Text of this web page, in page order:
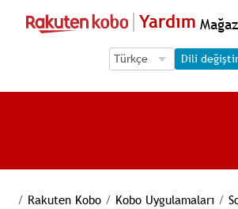
Yardım
Language Selection
Language Selection
Dili değiştir
/ Rakuten Kobo / Kobo Uygulamaları /